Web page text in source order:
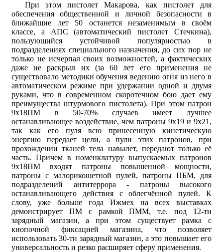
При этом пистолет Макарова, как пистолет для
обеспечения общественной и личной безопасности в
ближайшие лет 50 останется незаменимым в своём
классе, а АПС (автоматический пистолет Стечкина),
пользующийся устойчивой популярностью в
подразделениях специального назначения, до сих пор не
только не исчерпал своих возможностей, а фактических
даже не раскрыл их (за 60 лет его применения не
существовало методики обучения ведению огня из него в
автоматическом режиме при удержании одной и двумя
руками, что в современном скоротечном бою дает ему
преимущества штурмового пистолета). При этом патрон
9х18ПМ в 50-70% случаев имеет лучшее
останавливающее воздействие, чем патроны 9х19 и 9х21,
так как его пуля всю принесенную кинетическую
энергию передает цели, а пули этих патронов, при
прохождении тканей тела навылет, передают только её
часть. Причем в номенклатуру выпускаемых патронов
9х18ПМ входят патроны повышенной мощности,
патроны с малорикошетной пулей, патроны ПБМ, для
подразделений антитеррора - патроны высокого
останавливающего действия с облегчённой пулей. К
слову, уже больше года Ижмех на всех выставках
демонстрирует ПМ с рамкой ПММ, т.е. под 12-ти
зарядный магазин, а при этом существует рамка с
кнопочной фиксацией магазина, что позволяет
использовать 30-ти зарядный магазин, а это повышает его
универсальность и резко расширяет сферу применения.